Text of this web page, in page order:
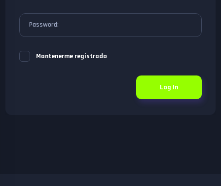
Password:
Mantenerme registrado
Log In